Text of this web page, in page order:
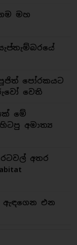
මහ
පූජිත් පෝරකයට
වෙති
මේ
අමාත්‍ය
අතර
ඇඳගෙන එන